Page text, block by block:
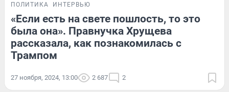
ПОЛИТИКА ИНТЕРВЬЮ
«Если есть на свете пошлость, то это
была она». Правнучка Хрущева
рассказала, как познакомилась с
Трампом
27 ноября, 2024, 13:00 2 687 2